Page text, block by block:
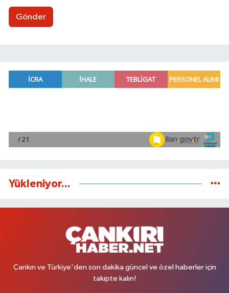
Gönder
Yükleniyor...
Çankırı ve Türkiye'den son dakika güncel ve özel haberler için
takipte kalın!